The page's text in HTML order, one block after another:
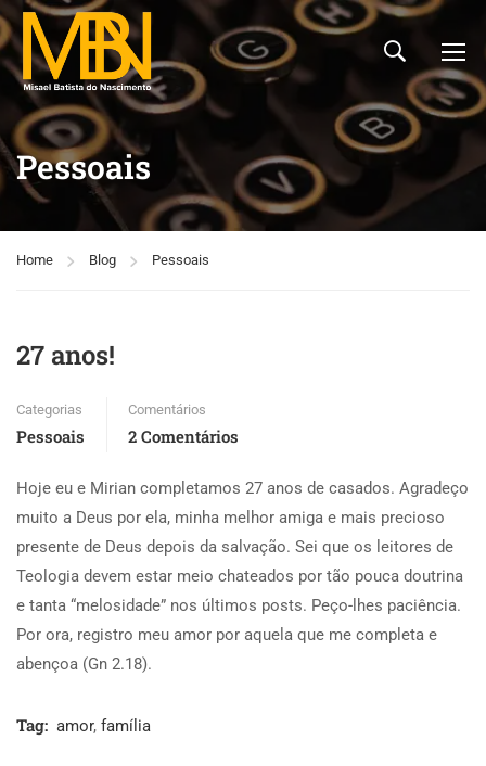
Pessoais
Home Blog Pessoais
27 anos!
Categorias
Pessoais
Comentários
2 Comentários
Hoje eu e Mirian completamos 27 anos de casados. Agradeço
muito a Deus por ela, minha melhor amiga e mais precioso
presente de Deus depois da salvação. Sei que os leitores de
Teologia devem estar meio chateados por tão pouca doutrina
e tanta “melosidade” nos últimos posts. Peço-lhes paciência.
Por ora, registro meu amor por aquela que me completa e
abençoa (Gn 2.18).
Tag: amor, família